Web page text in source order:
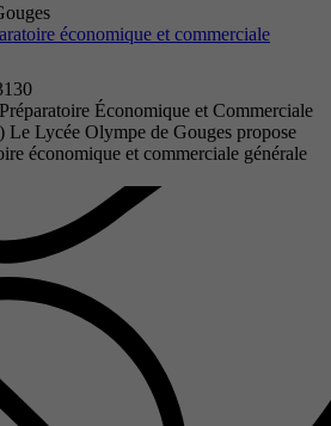
économique et commerciale
Économique et Commerciale
Le Lycée Olympe de Gouges propose
économique et commerciale générale